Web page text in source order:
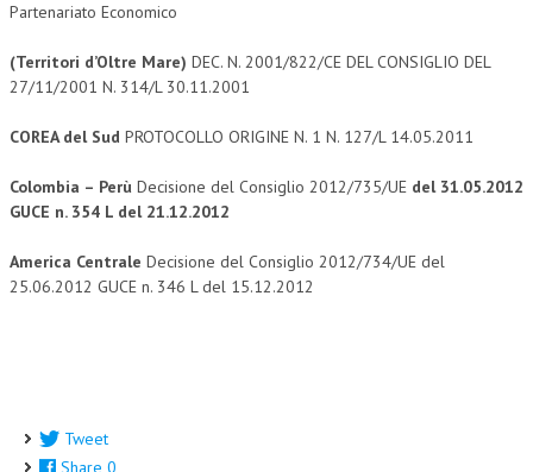
Partenariato Economico
(Territori d’Oltre Mare) DEC. N. 2001/822/CE DEL CONSIGLIO DEL
27/11/2001 N. 314/L 30.11.2001
COREA del Sud PROTOCOLLO ORIGINE N. 1 N. 127/L 14.05.2011
Colombia – Perù Decisione del Consiglio 2012/735/UE del 31.05.2012
GUCE n. 354 L del 21.12.2012
America Centrale Decisione del Consiglio 2012/734/UE del
25.06.2012 GUCE n. 346 L del 15.12.2012
Tweet
Share 0